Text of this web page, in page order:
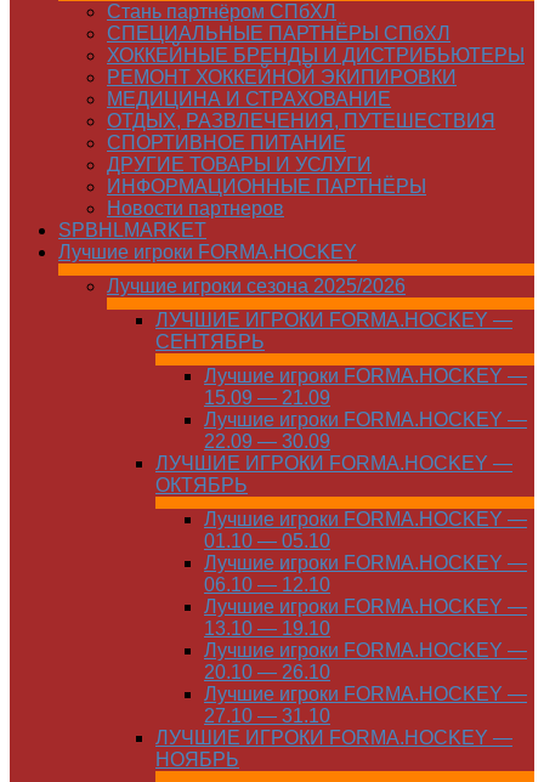
Стань партнёром СПбХЛ
СПЕЦИАЛЬНЫЕ ПАРТНЁРЫ СПбХЛ
ХОККЕЙНЫЕ БРЕНДЫ И ДИСТРИБЬЮТЕРЫ
РЕМОНТ ХОККЕЙНОЙ ЭКИПИРОВКИ
МЕДИЦИНА И СТРАХОВАНИЕ
ОТДЫХ, РАЗВЛЕЧЕНИЯ, ПУТЕШЕСТВИЯ
СПОРТИВНОЕ ПИТАНИЕ
ДРУГИЕ ТОВАРЫ И УСЛУГИ
ИНФОРМАЦИОННЫЕ ПАРТНЁРЫ
Новости партнеров
SPBHLMARKET
Лучшие игроки FORMA.HOCKEY
Лучшие игроки сезона 2025/2026
ЛУЧШИЕ ИГРОКИ FORMA.HOCKEY —
СЕНТЯБРЬ
Лучшие игроки FORMA.HOCKEY —
15.09 — 21.09
Лучшие игроки FORMA.HOCKEY —
22.09 — 30.09
ЛУЧШИЕ ИГРОКИ FORMA.HOCKEY —
ОКТЯБРЬ
Лучшие игроки FORMA.HOCKEY —
01.10 — 05.10
Лучшие игроки FORMA.HOCKEY —
06.10 — 12.10
Лучшие игроки FORMA.HOCKEY —
13.10 — 19.10
Лучшие игроки FORMA.HOCKEY —
20.10 — 26.10
Лучшие игроки FORMA.HOCKEY —
27.10 — 31.10
ЛУЧШИЕ ИГРОКИ FORMA.HOCKEY —
НОЯБРЬ